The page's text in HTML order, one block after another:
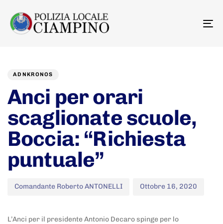
ADNKRONOS
Anci per orari
scaglionate scuole,
Boccia: “Richiesta
puntuale”
Comandante Roberto ANTONELLI Ottobre 16, 2020
L’Anci per il presidente Antonio Decaro spinge per lo